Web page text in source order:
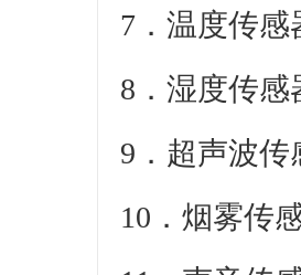
7．温度传
8．湿度传
9．超声波
10．烟雾传